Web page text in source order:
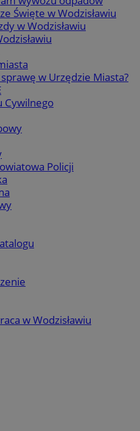
Święte w Wodzisławiu
w Wodzisławiu
sprawę w Urzędzie Miasta?
Cywilnego
Policji
w Wodzisławiu